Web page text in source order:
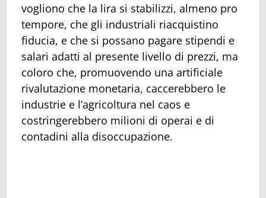
vogliono che la lira si stabilizzi, almeno pro
tempore, che gli industriali riacquistino
fiducia, e che si possano pagare stipendi e
salari adatti al presente livello di prezzi, ma
coloro che, promuovendo una artificiale
rivalutazione monetaria, caccerebbero le
industrie e l’agricoltura nel caos e
costringerebbero milioni di operai e di
contadini alla disoccupazione.